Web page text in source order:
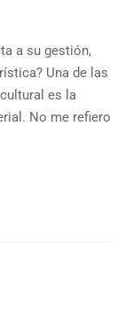
a su gestión,
Una de las
es la
No me refiero